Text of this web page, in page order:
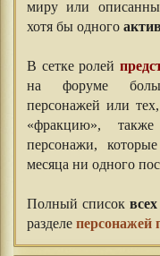
миру или
хотя бы одного
В сетке ролей
на форуме
персонажей или
«фракцию»,
персонажи,
месяца ни одного
Полный список всех
разделе персонажей